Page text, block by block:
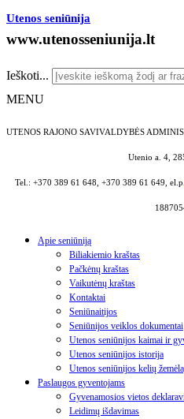
Utenos seniūnija
www.utenosseniunija.lt
Ieškoti...
MENU
UTENOS RAJONO SAVIVALDYBĖS
Utenio a. 4,
Tel.: +370 389 61 648, +370 389 61 649, el.p.
Apie seniūniją
Biliakiemio kraštas
Pačkėnų kraštas
Vaikutėnų kraštas
Kontaktai
Seniūnaitijos
Seniūnijos veiklos dokumentai
Utenos seniūnijos kaimai ir
Utenos seniūnijos istorija
Utenos seniūnijos kelių
Paslaugos gyventojams
Gyvenamosios vietos
Leidimų išdavimas